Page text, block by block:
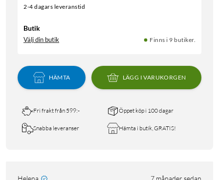
2-4 dagars leveranstid
Butik
Välj din butik Finns i 9 butiker.
HÄMTA LÄGG I VARUKORGEN
Fri frakt från 599:- Öppet köp i 100 dagar
Snabba leveranser Hämta i butik, GRATIS!